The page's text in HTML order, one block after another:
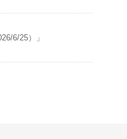
6/25）」